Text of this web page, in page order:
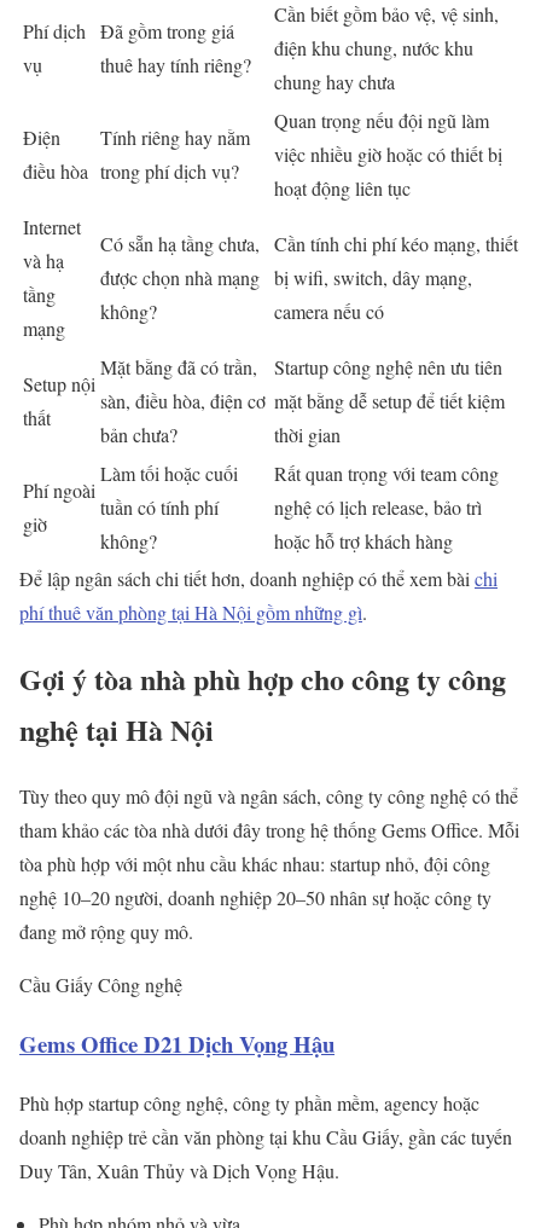
Phí dịch
vụ
Đã gồm trong giá
thuê hay tính riêng?
Cần biết gồm bảo vệ, vệ sinh,
điện khu chung, nước khu
chung hay chưa
Điện
điều hòa
Tính riêng hay nằm
trong phí dịch vụ?
Quan trọng nếu đội ngũ làm
việc nhiều giờ hoặc có thiết bị
hoạt động liên tục
Internet
và hạ
tầng
mạng
Có sẵn hạ tầng chưa,
được chọn nhà mạng
không?
Cần tính chi phí kéo mạng, thiết
bị wifi, switch, dây mạng,
camera nếu có
Setup nội
thất
Mặt bằng đã có trần,
sàn, điều hòa, điện cơ
bản chưa?
Startup công nghệ nên ưu tiên
mặt bằng dễ setup để tiết kiệm
thời gian
Phí ngoài
giờ
Làm tối hoặc cuối
tuần có tính phí
không?
Rất quan trọng với team công
nghệ có lịch release, bảo trì
hoặc hỗ trợ khách hàng
Để lập ngân sách chi tiết hơn, doanh nghiệp có thể xem bàichi
phí thuê văn phòng tại Hà Nội gồm những gì.
Gợi ý tòa nhà phù hợp cho công ty công
nghệ tại Hà Nội
Tùy theo quy mô đội ngũ và ngân sách, công ty công nghệ có thể
tham khảo các tòa nhà dưới đây trong hệ thống Gems Office. Mỗi
tòa phù hợp với một nhu cầu khác nhau: startup nhỏ, đội công
nghệ 10–20 người, doanh nghiệp 20–50 nhân sự hoặc công ty
đang mở rộng quy mô.
Cầu GiấyCông nghệ
Gems Office D21 Dịch Vọng Hậu
Phù hợp startup công nghệ, công ty phần mềm, agency hoặc
doanh nghiệp trẻ cần văn phòng tại khu Cầu Giấy, gần các tuyến
Duy Tân, Xuân Thủy và Dịch Vọng Hậu.